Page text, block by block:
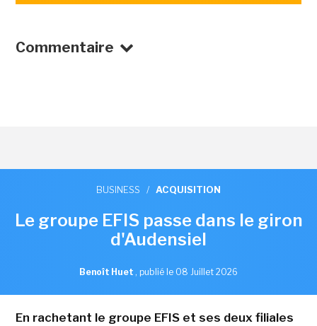
Commentaire
BUSINESS / ACQUISITION
Le groupe EFIS passe dans le giron
d'Audensiel
Benoît Huet , publié le 08 Juillet 2026
En rachetant le groupe EFIS et ses deux filiales